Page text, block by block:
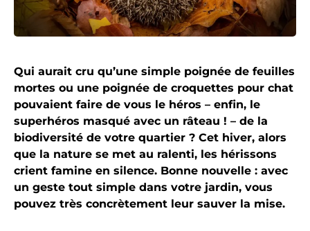
Qui aurait cru qu’une simple poignée de feuilles
mortes ou une poignée de croquettes pour chat
pouvaient faire de vous le héros – enfin, le
superhéros masqué avec un râteau ! – de la
biodiversité de votre quartier ? Cet hiver, alors
que la nature se met au ralenti, les hérissons
crient famine en silence. Bonne nouvelle : avec
un geste tout simple dans votre jardin, vous
pouvez très concrètement leur sauver la mise.